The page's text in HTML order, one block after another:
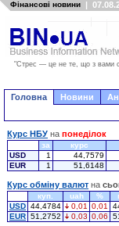
Фінансові новини |
"Стрес — це не те, що з вами
Головна Новини
Курс НБУ на понеділок
за курс
USD
1 44,7579
EUR
1 51,6148
Курс обміну валют на
куп. uah %
USD 44,4784 0,01 0,01
EUR 51,2752 0,03 0,06